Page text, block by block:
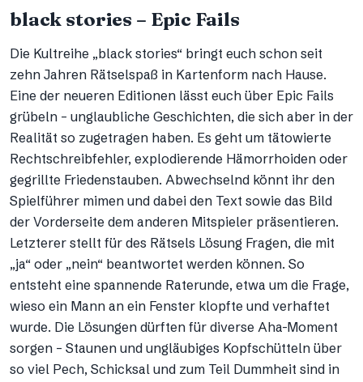
black stories – Epic Fails
Die Kultreihe „black stories“ bringt euch schon seit
zehn Jahren Rätselspaß in Kartenform nach Hause.
Eine der neueren Editionen lässt euch über Epic Fails
grübeln – unglaubliche Geschichten, die sich aber in der
Realität so zugetragen haben. Es geht um tätowierte
Rechtschreibfehler, explodierende Hämorrhoiden oder
gegrillte Friedenstauben. Abwechselnd könnt ihr den
Spielführer mimen und dabei den Text sowie das Bild
der Vorderseite dem anderen Mitspieler präsentieren.
Letzterer stellt für des Rätsels Lösung Fragen, die mit
„ja“ oder „nein“ beantwortet werden können. So
entsteht eine spannende Raterunde, etwa um die Frage,
wieso ein Mann an ein Fenster klopfte und verhaftet
wurde. Die Lösungen dürften für diverse Aha-Moment
sorgen – Staunen und ungläubiges Kopfschütteln über
so viel Pech, Schicksal und zum Teil Dummheit sind in